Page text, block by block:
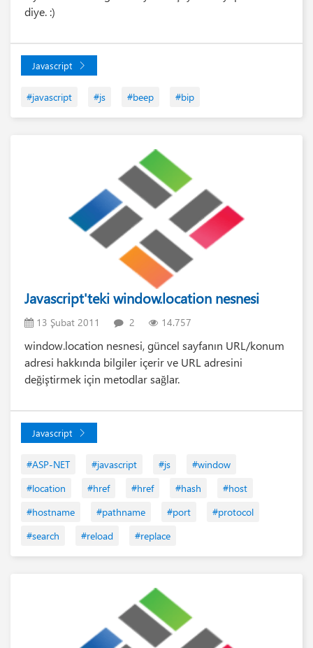
diye. :)
Javascript
#javascript #js #beep #bip
Javascript'teki window.location nesnesi
13 Şubat 2011 2 14.757
window.location nesnesi, güncel sayfanın URL/konum
adresi hakkında bilgiler içerir ve URL adresini
değiştirmek için metodlar sağlar.
Javascript
#ASP-NET #javascript #js
#window
#location
#href #href #hash
#host
#hostname
#pathname #port
#protocol
#search
#reload #replace